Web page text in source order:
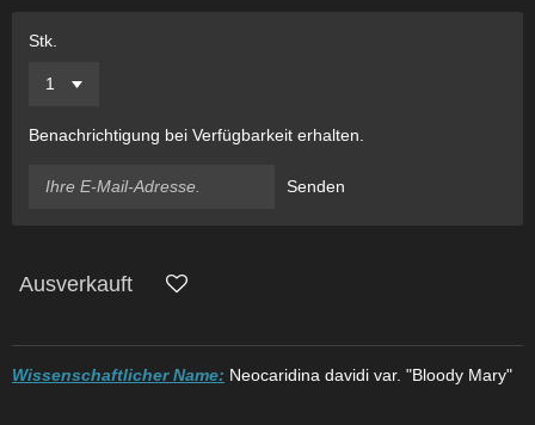
Stk.
Benachrichtigung bei Verfügbarkeit erhalten.
Senden
Ausverkauft
Wissenschaftlicher Name: Neocaridina davidi var. "Bloody Mary"